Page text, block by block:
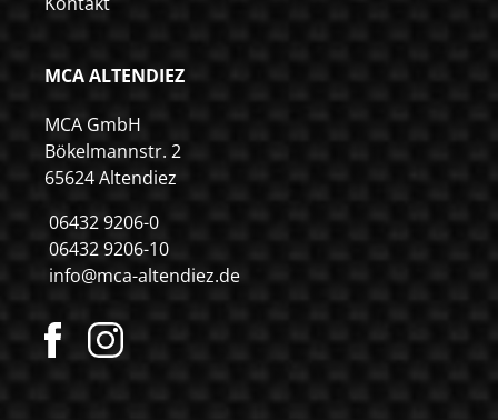
MCA ALTENDIEZ
MCA GmbH
Bökelmannstr. 2
65624 Altendiez
06432 9206-0
06432 9206-10
info@mca-altendiez.de